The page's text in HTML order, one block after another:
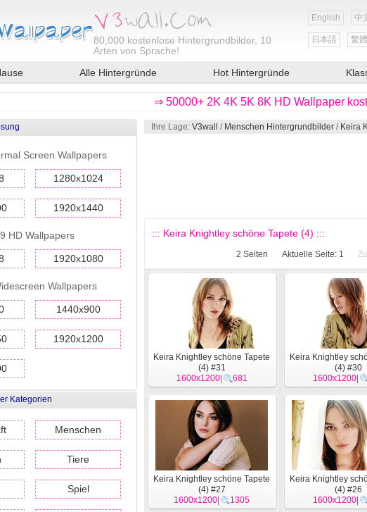
80,000 kostenlose Hintergrundbilder, 10
Arten von Sprache!
English 中
日本語 繁體
Alle Hintergründe Hot Hintergründe
⇒ 50000+ 2K 4K 5K 8K HD Wallpaper
Screen Wallpapers
1280x1024
1920x1440
HD Wallpapers
1920x1080
Wallpapers
1440x900
1920x1200
Kategorien
Menschen
Tiere
Spiel
Ihre Lage: V3wall / Menschen Hintergrundbilder / Keira
::: Keira Knightley schöne Tapete (4) :::
2 Seiten Aktuelle Seite: 1
Keira Knightley schöne Tapete
(4) #31
1600x1200| 681
Keira Knightley
(4) #30
1600x1200|
Keira Knightley schöne Tapete
(4) #27
1600x1200
1305
Keira Knightley
(4) #26
1600x1200|